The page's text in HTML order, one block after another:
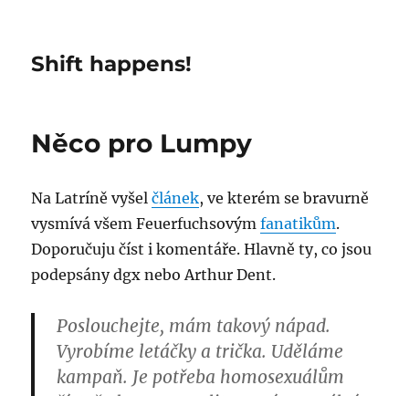
Shift happens!
Něco pro Lumpy
Na Latríně vyšelčlánek, ve kterém se bravurně
vysmívá všem Feuerfuchsovýmfanatikům.
Doporučuju číst i komentáře. Hlavně ty, co jsou
podepsány dgx nebo Arthur Dent.
Poslouchejte, mám takový nápad.
Vyrobíme letáčky a trička. Uděláme
kampaň. Je potřeba homosexuálům